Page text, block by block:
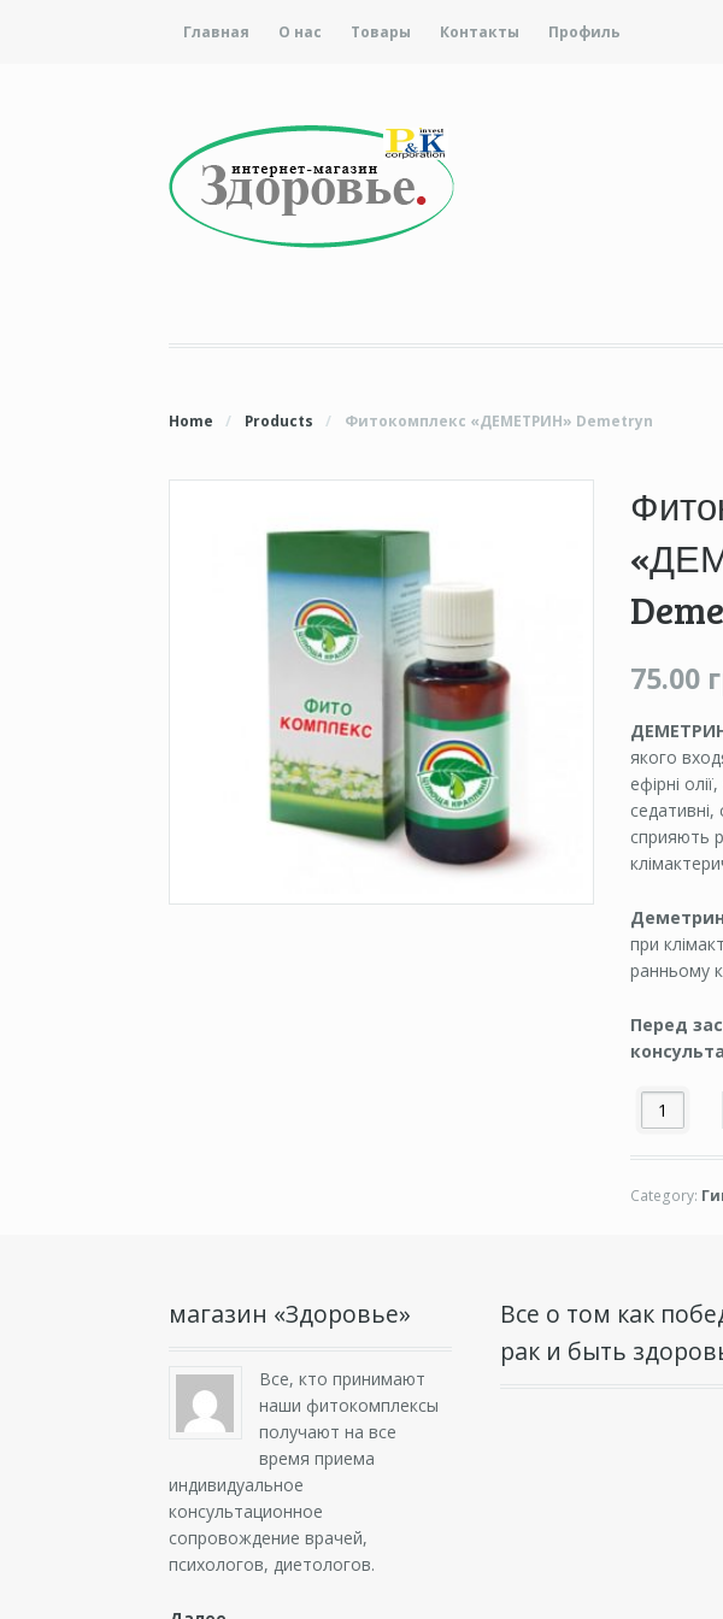
Главная О нас Товары Контакты Профиль
Home / Products / Фитокомплекс «ДЕМЕТРИН» Demetryn
75.00
якого
ефірні
сприяють
Деметрин
при
ранньому
Перед
Category:
магазин «Здоровье»
Все, кто принимают
наши фитокомплексы
получают на все
время приема
индивидуальное
консультационное
сопровождение врачей,
психологов, диетологов.
Все о том как
рак и быть